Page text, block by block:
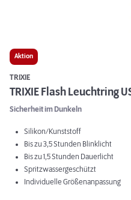
Aktion
TRIXIE
TRIXIE Flash Leuchtring
Sicherheit im Dunkeln
Silikon/Kunststoff
Bis zu 3,5 Stunden Blinklicht
Bis zu 1,5 Stunden Dauerlicht
Spritzwassergeschützt
Individuelle Größenanpassung